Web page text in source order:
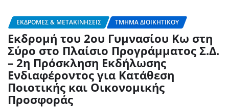
ΕΚΔΡΟΜΈΣ & ΜΕΤΑΚΙΝΉΣΕΙΣ ΤΜΉΜΑ ΔΙΟΙΚΗΤΙΚΟΎ
Εκδρομή του 2ου Γυμνασίου Κω στη
Σύρο στο Πλαίσιο Προγράμματος Σ.Δ.
– 2η Πρόσκληση Εκδήλωσης
Ενδιαφέροντος για Κατάθεση
Ποιοτικής και Οικονομικής
Προσφοράς